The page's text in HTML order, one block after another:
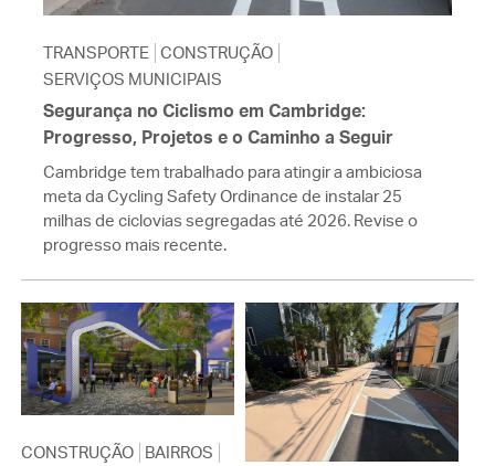
TRANSPORTE CONSTRUÇÃO
SERVIÇOS MUNICIPAIS
Segurança no Ciclismo em Cambridge:
Progresso, Projetos e o Caminho a Seguir
Cambridge tem trabalhado para atingir a ambiciosa
meta da Cycling Safety Ordinance de instalar 25
milhas de ciclovias segregadas até 2026. Revise o
progresso mais recente.
CONSTRUÇÃO BAIRROS